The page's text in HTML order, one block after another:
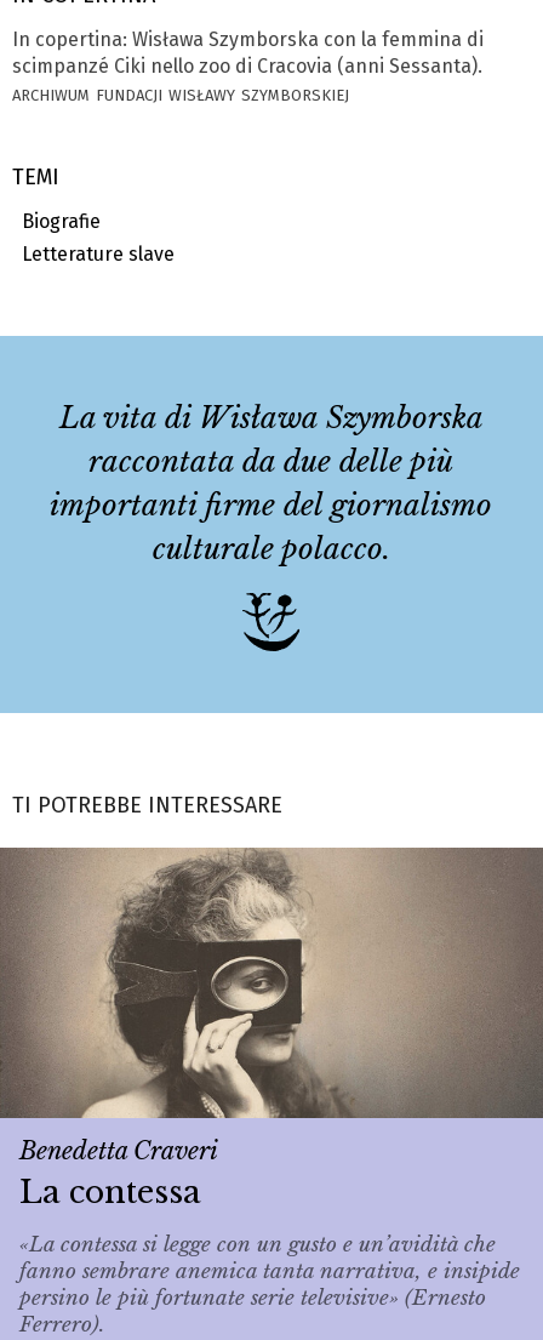
In copertina: Wisława Szymborska con la femmina di
scimpanzé Ciki nello zoo di Cracovia (anni Sessanta).
archiwum fundacji wisławy szymborskiej
TEMI
Biografie
Letterature slave
La vita di Wisława Szymborska
raccontata da due delle più
importanti firme del giornalismo
culturale polacco.
TI POTREBBE INTERESSARE
Benedetta Craveri
La contessa
«La contessa si legge con un gusto e un’avidità che
fanno sembrare anemica tanta narrativa, e insipide
persino le più fortunate serie televisive» (Ernesto
Ferrero).